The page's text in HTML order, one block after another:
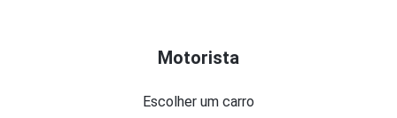
Motorista
Escolher um carro